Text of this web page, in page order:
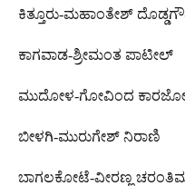
ಕಿತ್ತೂರು-ಮಹಾಂತೇಶ್
ಕಾಗವಾಡ-ಶ್ರೀಮಂತ ಪಾಟೀಲ್
ಮುದೋಳ-ಗೋವಿಂದ
ಬೀಳಗಿ-ಮುರುಗೇಶ್ ನಿರಾಣಿ
ಬಾಗಲಕೋಟೆ-ವೀರಣ್ಣ